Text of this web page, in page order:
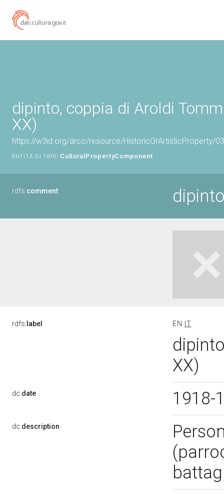
dipinto, coppia di Aroldi
XX)
https://w3id.org/arco/resource/HistoricOrArtisticProperty/
ENTITÀ DI TIPO: CulturalPropertyComponent
rdfs:comment
rdfs: label EN IT
XX)
dc:date 1918-
dc:description